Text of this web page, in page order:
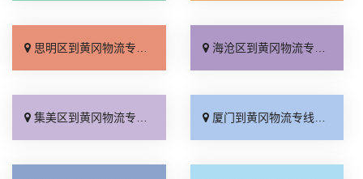
思明区到黄冈物流专线_合同承运「准时准点」 海沧区到黄冈物流专线_计费标准「准时准点」
集美区到黄冈物流专线_价格实惠「按时送达」 厦门到黄冈物流专线_托运省心「运保时效」